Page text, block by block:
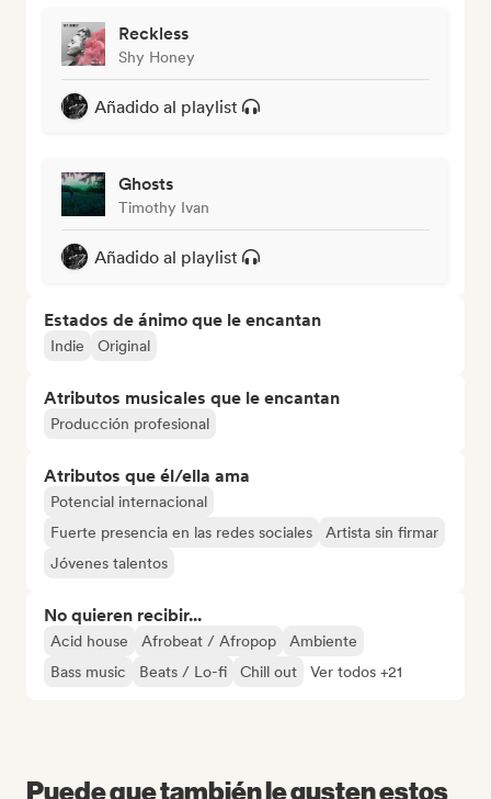
Reckless
Shy Honey
Añadido al playlist
Ghosts
Timothy Ivan
Añadido al playlist
Estados de ánimo que le encantan
Indie Original
Atributos musicales que le encantan
Producción profesional
Atributos que él/ella ama
Potencial internacional
Fuerte presencia en las redes sociales
Artista sin firmar
Jóvenes talentos
No quieren recibir...
Acid house Afrobeat / Afropop
Ambiente
Bass music
Beats / Lo-fi Chill out Ver todos +21
Puede que también le gusten estos